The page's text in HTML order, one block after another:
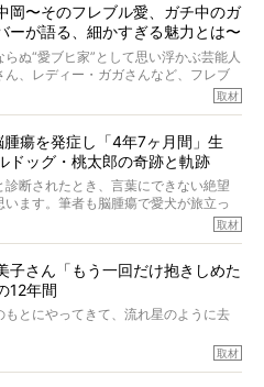
岡〜そのフレブル愛、ガチ中のガ
ーが語る、細かすぎる魅力とは〜
ぬ“愛ブヒ家”として思い浮かぶ芸能人
ん、レディー・ガガさんなど、フレブ
多いと思います。が、ロッチ中岡さん
を覗くと、たくさんのフレブルアカウ
いて、わが『FRENCH BULLDOG
トーラスも、その中の一頭。
レブルの魅力を語っていただきまし
りは、思ってた以上！ ガチ中のガチ
取材
腫瘍を発症し「4年7ヶ月間」生
ドッグ・桃太郎の奇跡と軌跡
断されたとき、言葉にできない絶望
ます。筆者も脳腫瘍で愛犬が旅立っ
そ、どれほど厄介で困難な病気かを理
ブルドッグの桃太郎は9歳で脳腫瘍を発
月間も生き抜いたのです。旅立ったと
ヶ月、レジェンド級のレジェンドでし
後3年間は一度も発作が起きなかったと
ブルドッグだけでなく、脳腫瘍と闘う
取材
子さん「もう一回だけ抱きしめた
12年間
もとにやってきて、流れ星のように去
取材